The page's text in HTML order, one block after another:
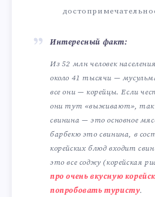
Интересный факт:
Из 52 млн человек
около 41 тысячи —
все они — корейцы. Если
они тут «выживают», так
свинина — это основное
барбекю это свинина, в
корейских блюд входит
это все соджу (корейская
про очень вкусную
попробовать туристу.